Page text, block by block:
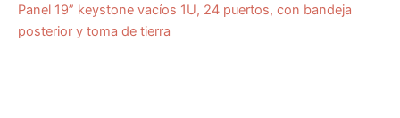
Panel 19” keystone vacíos 1U, 24 puertos, con bandeja
posterior y toma de tierra